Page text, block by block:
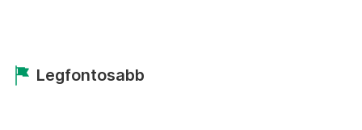
Legfontosabb